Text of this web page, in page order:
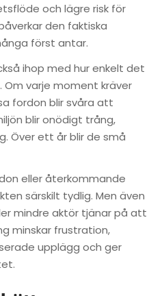
och lägre risk för
den faktiska
först antar.
ihop med hur enkelt det
varje moment kräver
fordon blir svåra att
blir onödigt trång,
Över ett år blir de små
eller återkommande
särskilt tydlig. Men även
mindre aktör tjänar på att
minskar frustration,
upplägg och ger